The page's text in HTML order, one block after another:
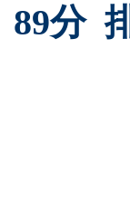
89分